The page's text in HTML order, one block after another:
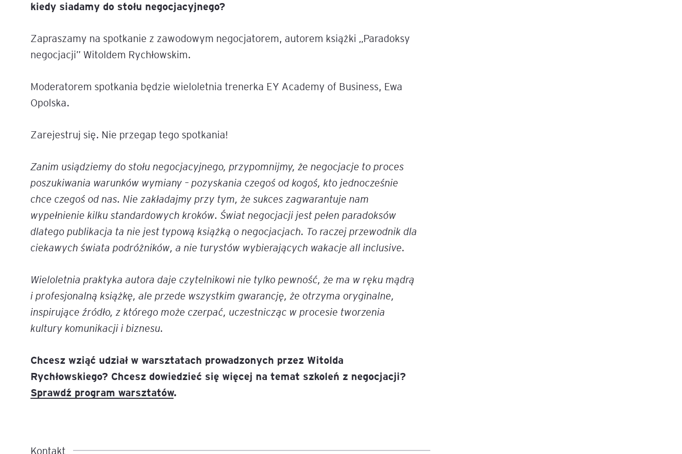
Warsztaty z Large Language
Models
AI w finansach
Warsztaty dla menedżerów
Generatywna AI – prawne
aspekty
AI w zarządzaniu projektami
Legal AI – sztuczna inteligencja
kiedy siadamy do stołu negocjacyjnego?
Zapraszamy na spotkanie z zawodowym negocjatorem, autorem książki „Paradoksy
negocjacji” Witoldem Rychłowskim.
Moderatorem spotkania będzie wieloletnia trenerka EY Academy of Business, Ewa
Opolska.
Zarejestruj się. Nie przegap tego spotkania!
Zanim usiądziemy do stołu negocjacyjnego, przypomnijmy, że negocjacje to proces
poszukiwania warunków wymiany – pozyskania czegoś od kogoś, kto jednocześnie
chce czegoś od nas. Nie zakładajmy przy tym, że sukces zagwarantuje nam
wypełnienie kilku standardowych kroków. Świat negocjacji jest pełen paradoksów
dlatego publikacja ta nie jest typową książką o negocjacjach. To raczej przewodnik dla
ciekawych świata podróżników, a nie turystów wybierających wakacje all inclusive.
Wieloletnia praktyka autora daje czytelnikowi nie tylko pewność, że ma w ręku mądrą
i profesjonalną książkę, ale przede wszystkim gwarancję, że otrzyma oryginalne,
inspirujące źródło, z którego może czerpać, uczestnicząc w procesie tworzenia
kultury komunikacji i biznesu.
Chcesz wziąć udział w warsztatach prowadzonych przez Witolda
Rychłowskiego? Chcesz dowiedzieć się więcej na temat szkoleń z negocjacji?
Sprawdź program warsztatów.
Kontakt